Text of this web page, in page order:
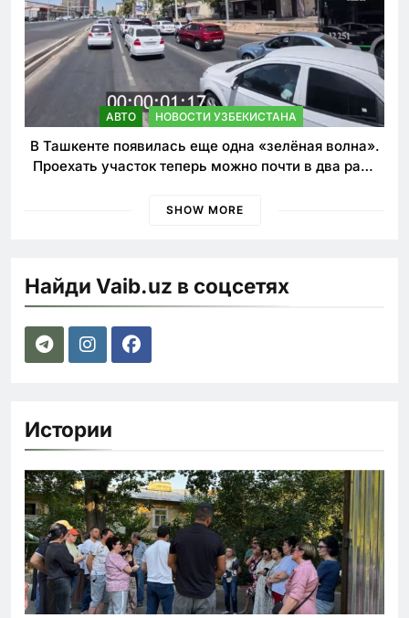
АВТО НОВОСТИ УЗБЕКИСТАНА
В Ташкенте появилась еще одна «зелёная волна».
Проехать участок теперь можно почти в два раза
SHOW MORE
Найди Vaib.uz в соцсетях
Истории